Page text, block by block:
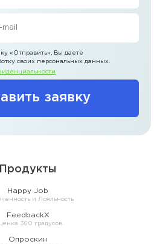
заявку
«Отправить» , Вы даете
своих персональных данных.
Продукты
Happy Job
и Лояльность
FeedbackX
360 градусов
Опроскин